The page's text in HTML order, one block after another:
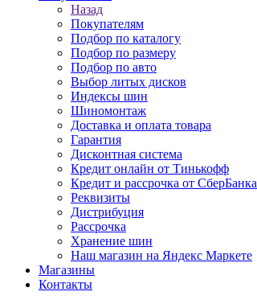
Назад
Покупателям
Подбор по каталогу
Подбор по размеру
Подбор по авто
Выбор литых дисков
Индексы шин
Шиномонтаж
Доставка и оплата товара
Гарантия
Дисконтная система
Кредит онлайн от Тинькофф
Кредит и рассрочка от СберБанка
Реквизиты
Дистрибуция
Рассрочка
Хранение шин
Наш магазин на Яндекс Маркете
Магазины
Контакты